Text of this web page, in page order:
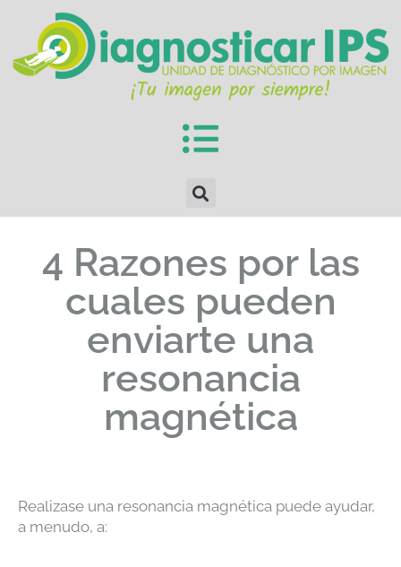
4 Razones por las
cuales pueden
enviarte una
resonancia
magnética
Realizase una resonancia magnética puede ayudar,
a menudo, a: